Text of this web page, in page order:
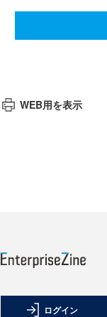
WEB用を表示
ログイン